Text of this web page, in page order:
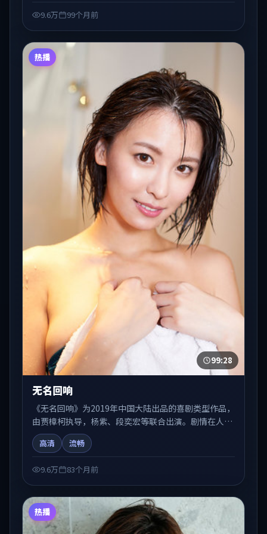
9.6万 99个月前
热播
99:28
无名回响
《无名回响》为2019年中国大陆出品的喜剧类型作品，
由贾樟柯执导，杨紫、段奕宏等联合出演。剧情在人物
弧光与节奏推进中展开，兼具叙事张力与视听质感。适
合关注国产在线观看、热播国产剧与院线佳片的观众收
高清 流畅
9.6万 83个月前
热播